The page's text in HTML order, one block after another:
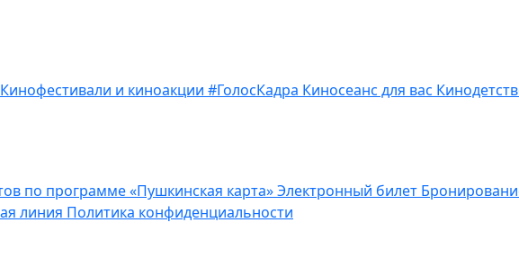
Кинофестивали и киноакции #ГолосКадра Киносеанс для вас
по программе «Пушкинская карта»Электронный билет
линия Политика конфиденциальности